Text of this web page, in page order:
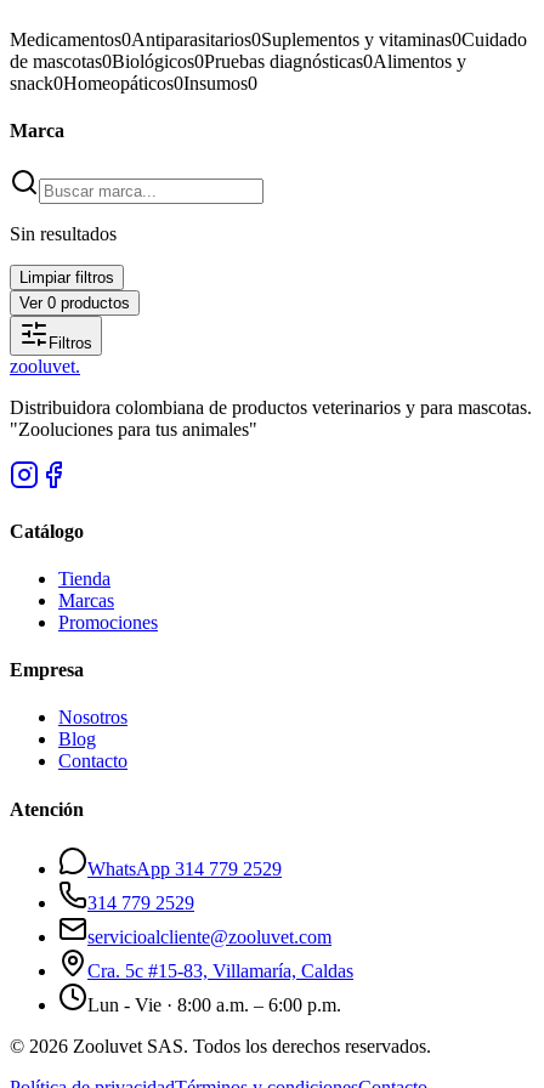
Medicamentos0Antiparasitarios0Suplementos y vitaminas0Cuidado
de mascotas0Biológicos0Pruebas diagnósticas0Alimentos y
snack0Homeopáticos0Insumos0
Marca
Sin resultados
Limpiar filtros
Ver 0 productos
Filtros
zooluvet.
Distribuidora colombiana de productos veterinarios y para mascotas.
"Zooluciones para tus animales"
Catálogo
Tienda
Marcas
Promociones
Empresa
Nosotros
Blog
Contacto
Atención
WhatsApp 314 779 2529
314 779 2529
servicioalcliente@zooluvet.com
Cra. 5c #15-83, Villamaría, Caldas
Lun - Vie · 8:00 a.m. – 6:00 p.m.
© 2026 Zooluvet SAS. Todos los derechos reservados.